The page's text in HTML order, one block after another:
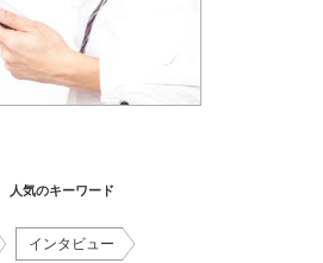
人気のキーワード
インタビュー